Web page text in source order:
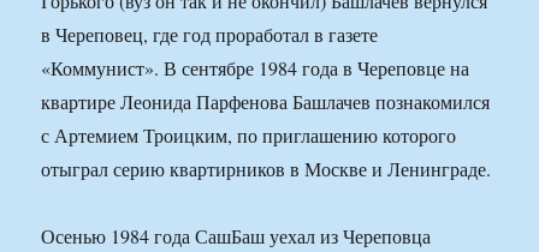
в Череповец, где год проработал в газете
«Коммунист». В сентябре 1984 года в Череповце на
квартире Леонида Парфенова Башлачев познакомился
с Артемием Троицким, по приглашению которого
отыграл серию квартирников в Москве и Ленинграде.
Осенью 1984 года СашБаш уехал из Череповца